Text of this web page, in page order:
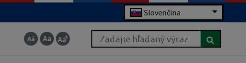
Slovenčina
Zadajte hľadaný výraz